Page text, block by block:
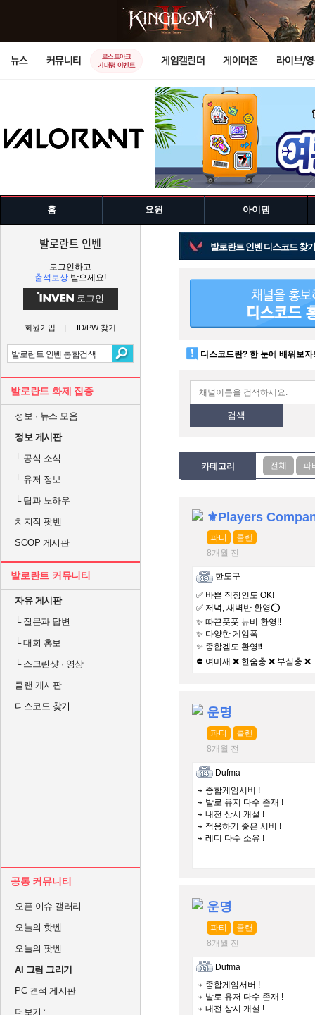
뉴스 커뮤니티
로스트아크
기대평 이벤트
게임캘린더 게이머존 라이브/
홈 요원 아이템
발로란트 인벤
로그인하고
출석보상 받으세요!
로그인
회원가입 ID/PW 찾기
발로란트 화제 집중
정보 · 뉴스 모음
정보 게시판
└공식 소식
└유저 정보
└팁과 노하우
치지직 팟벤
SOOP 게시판
발로란트 커뮤니티
자유 게시판
└질문과 답변
└대회 홍보
└스크린샷 · 영상
클랜 게시판
디스코드 찾기
공통 커뮤니티
오픈 이슈 갤러리
오늘의 핫벤
오늘의 팟벤
AI 그림 그리기
PC 견적 게시판
더보기
발로란트 인벤 디스코드 찾기
디스코드란? 한 눈에 배워보자!
검색
카테고리
⚜Players
파티
클랜
8개월 전
한도구
✅ 바쁜 직장인도 OK!
✅ 저녁, 새벽반 환영⭕
✨ 따끈풋풋 뉴비 환영!!
✨ 다양한 게임폭
✨ 종합겜도 환영❕❗
⛔ 여미새 ❌ 한숨충 ❌ 부심충 ❌
운명
파티
클랜
8개월 전
Dufma
⤷ 종합게임서버 !
⤷ 발로 유저 다수 존재 !
⤷ 내전 상시 개설 !
⤷ 적응하기 좋은 서버 !
⤷ 레디 다수 소유 !
운명
파티
클랜
8개월 전
Dufma
⤷ 종합게임서버 !
⤷ 발로 유저 다수 존재 !
⤷ 내전 상시 개설 !